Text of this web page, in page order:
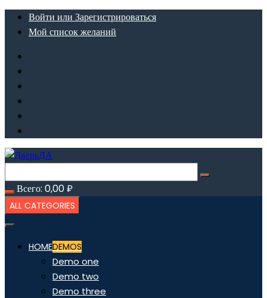
ПерейтиВойти или Зарегистрироваться
Мой список желаний
Всего: 0,00₽
ALL CATEGORIES
HOMEDEMOS
Demo one
Demo two
Demo three